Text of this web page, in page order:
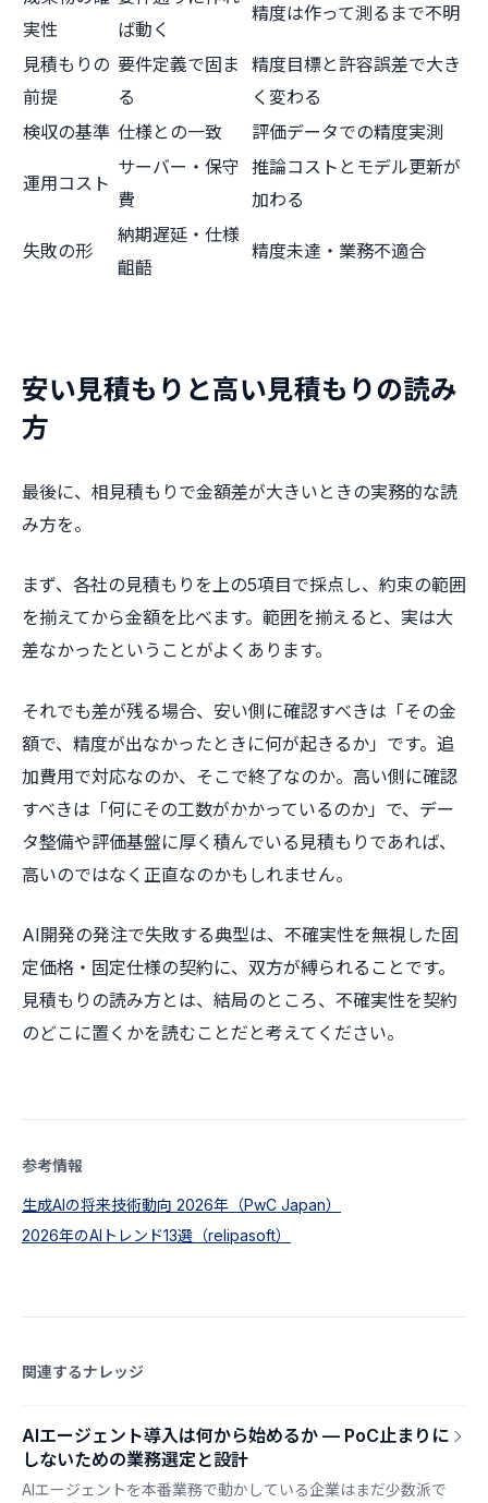
実性
ば動く
精度は作って測るまで不明
見積もりの
前提
要件定義で固ま
る
精度目標と許容誤差で大き
く変わる
検収の基準 仕様との一致 評価データでの精度実測
運用コスト
サーバー・保守
費
推論コストとモデル更新が
加わる
失敗の形
納期遅延・仕様
齟齬
精度未達・業務不適合
安い見積もりと高い見積もりの読み
方
最後に、相見積もりで金額差が大きいときの実務的な読
み方を。
まず、各社の見積もりを上の5項目で採点し、約束の範囲
を揃えてから金額を比べます。範囲を揃えると、実は大
差なかったということがよくあります。
それでも差が残る場合、安い側に確認すべきは「その金
額で、精度が出なかったときに何が起きるか」です。追
加費用で対応なのか、そこで終了なのか。高い側に確認
すべきは「何にその工数がかかっているのか」で、デー
タ整備や評価基盤に厚く積んでいる見積もりであれば、
高いのではなく正直なのかもしれません。
AI開発の発注で失敗する典型は、不確実性を無視した固
定価格・固定仕様の契約に、双方が縛られることです。
見積もりの読み方とは、結局のところ、不確実性を契約
のどこに置くかを読むことだと考えてください。
参考情報
生成AIの将来技術動向 2026年（PwC Japan）
2026年のAIトレンド13選（relipasoft）
関連するナレッジ
AIエージェント導入は何から始めるか — PoC止まりに
しないための業務選定と設計
AIエージェントを本番業務で動かしている企業はまだ少数派で